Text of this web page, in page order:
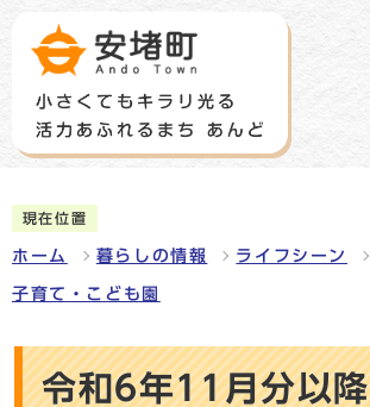
現在位置
ホーム 暮らしの情報 ライフシーン
子育て・こども園
令和6年11月分以